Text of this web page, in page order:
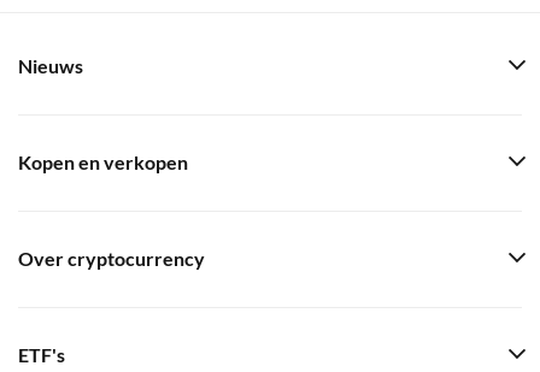
Nieuws
Kopen en verkopen
Over cryptocurrency
ETF's